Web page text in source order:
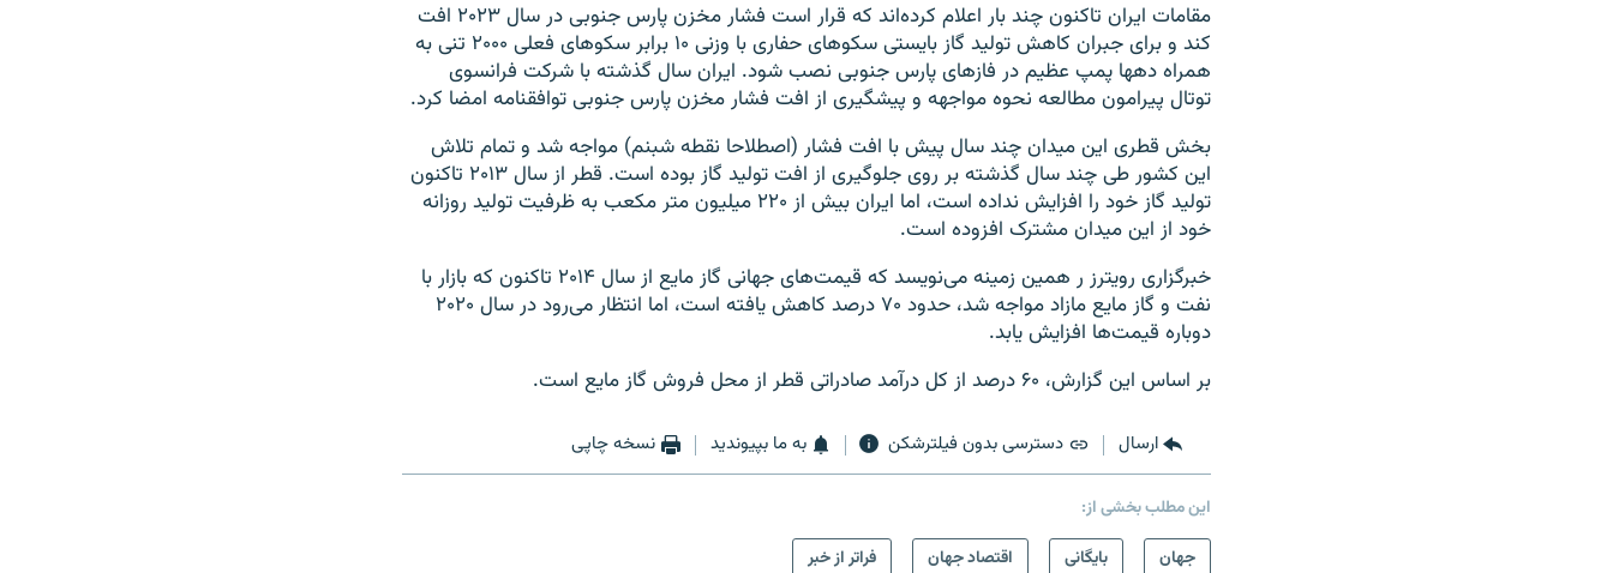
مقامات ایران تاکنون چند بار اعلام کرده‌اند که قرار است فشار مخزن پارس جنوبی در سال ۲۰۲۳ افت
کند و برای جبران کاهش تولید گاز بایستی سکوهای حفاری با وزنی ۱۰ برابر سکوهای فعلی ۲۰۰۰ تنی به
همراه دهها پمپ عظیم در فازهای پارس جنوبی نصب شود. ایران سال گذشته با شرکت فرانسوی
توتال پیرامون مطالعه نحوه مواجهه و پیشگیری از افت فشار مخزن پارس جنوبی توافقنامه امضا کرد.
بخش قطری این میدان چند سال پیش با افت فشار (اصطلاحا نقطه شبنم) مواجه شد و تمام تلاش
این کشور طی چند سال گذشته بر روی جلوگیری از افت تولید گاز بوده است. قطر از سال ۲۰۱۳ تاکنون
تولید گاز خود را افزایش نداده است، اما ایران بیش از ۲۲۰ میلیون متر مکعب به ظرفیت تولید روزانه
خود از این میدان مشترک افزوده است.
خبرگزاری رویترز ر همین زمینه می‌نویسد که قیمت‌های جهانی گاز مایع از سال ۲۰۱۴ تاکنون که بازار با
نفت و گاز مایع مازاد مواجه شد، حدود ۷۰ درصد کاهش یافته است، اما انتظار می‌رود در سال ۲۰۲۰
دوباره قیمت‌ها افزایش یابد.
بر اساس این گزارش، ۶۰ درصد از کل درآمد صادراتی قطر از محل فروش گاز مایع است.
ارسال دسترسی بدون فیلترشکن به ما بپیوندید نسخه چاپی
این مطلب بخشی از:
جهان
بایگانی اقتصاد جهان فراتر از خبر